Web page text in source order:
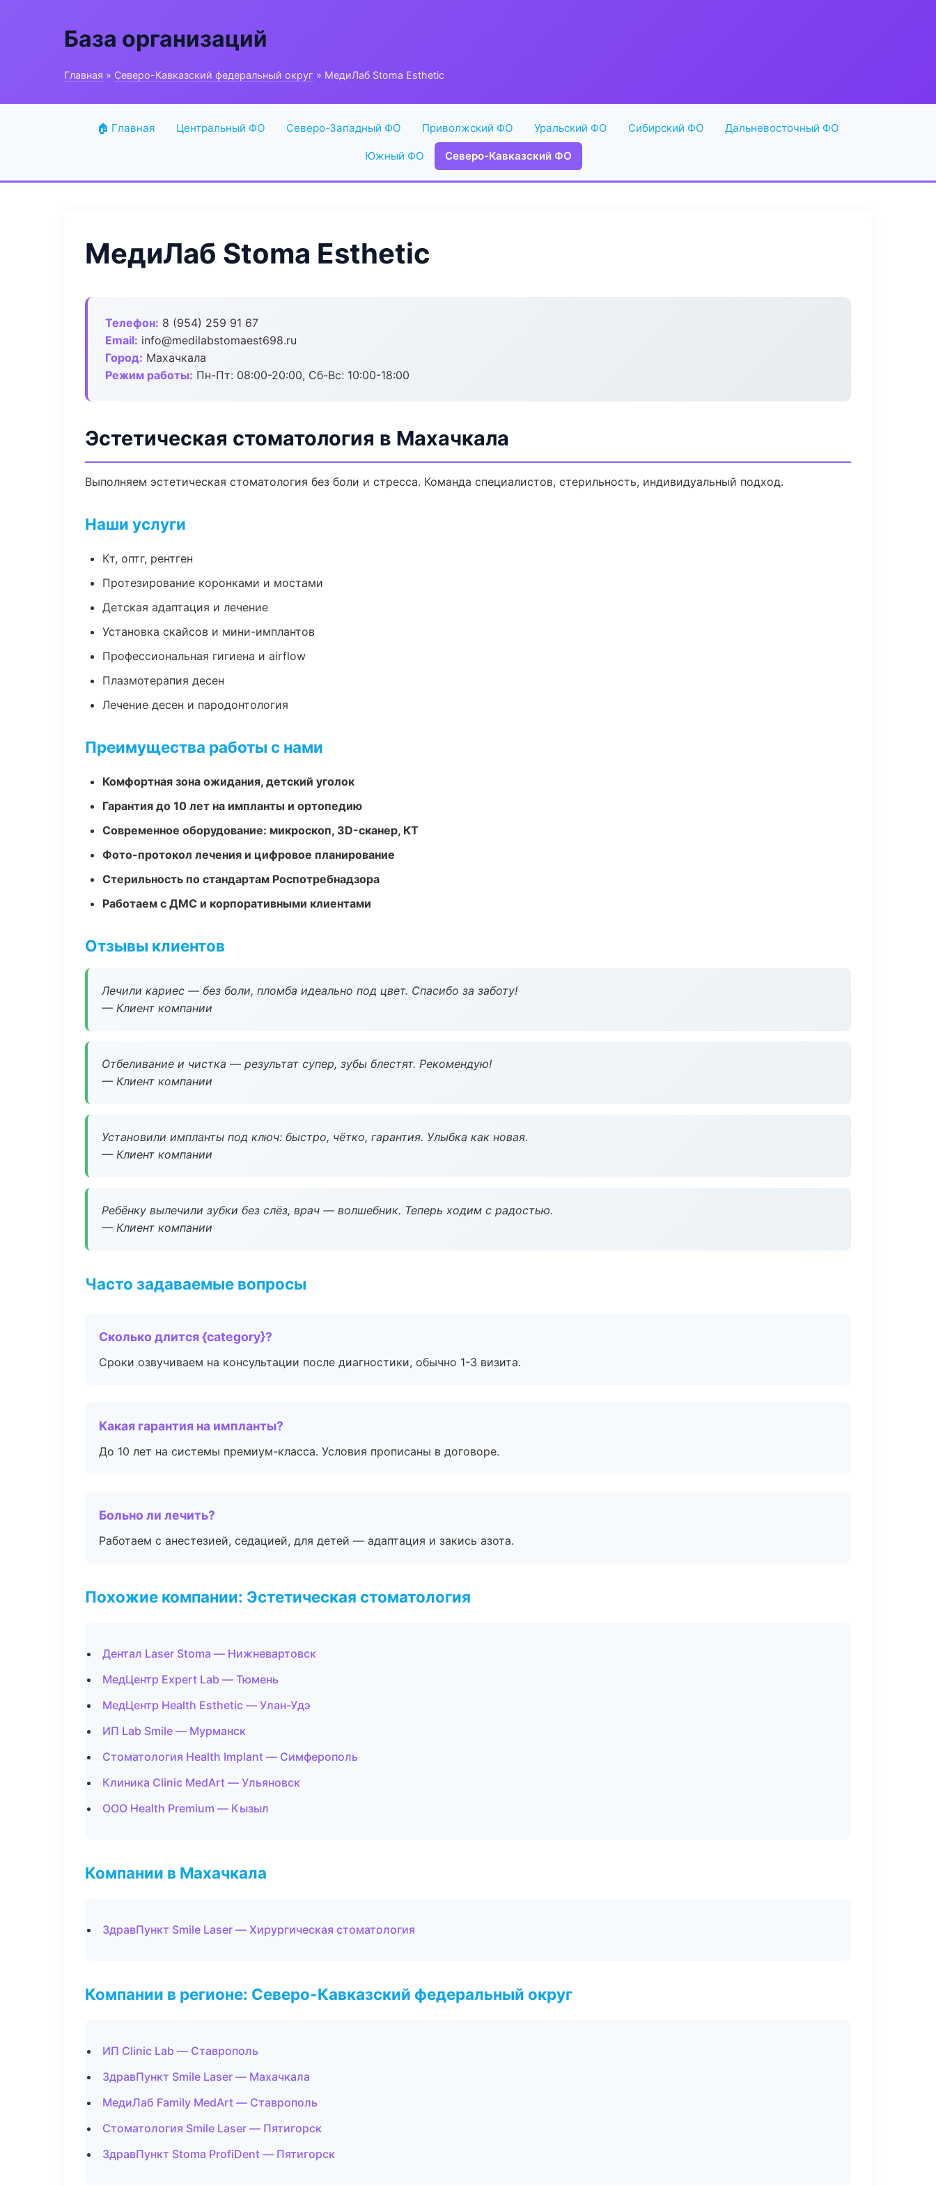
База организаций
Главная » Северо-Кавказский федеральный округ » МедиЛаб Stoma Esthetic
🏠 Главная Центральный ФО Северо-Западный ФО Приволжский ФО Уральский ФО Сибирский ФО Дальневосточный ФО
Южный ФО Северо-Кавказский ФО
МедиЛаб Stoma Esthetic
Телефон: 8 (954) 259 91 67
Email: info@medilabstomaest698.ru
Город: Махачкала
Режим работы: Пн-Пт: 08:00-20:00, Сб-Вс: 10:00-18:00
Эстетическая стоматология в Махачкала
Выполняем эстетическая стоматология без боли и стресса. Команда специалистов, стерильность, индивидуальный подход.
Наши услуги
Кт, оптг, рентген
Протезирование коронками и мостами
Детская адаптация и лечение
Установка скайсов и мини-имплантов
Профессиональная гигиена и airflow
Плазмотерапия десен
Лечение десен и пародонтология
Преимущества работы с нами
Комфортная зона ожидания, детский уголок
Гарантия до 10 лет на импланты и ортопедию
Современное оборудование: микроскоп, 3D-сканер, КТ
Фото-протокол лечения и цифровое планирование
Стерильность по стандартам Роспотребнадзора
Работаем с ДМС и корпоративными клиентами
Отзывы клиентов
Лечили кариес — без боли, пломба идеально под цвет. Спасибо за заботу!
— Клиент компании
Отбеливание и чистка — результат супер, зубы блестят. Рекомендую!
— Клиент компании
Установили импланты под ключ: быстро, чётко, гарантия. Улыбка как новая.
— Клиент компании
Ребёнку вылечили зубки без слёз, врач — волшебник. Теперь ходим с радостью.
— Клиент компании
Часто задаваемые вопросы
Сколько длится {category}?
Сроки озвучиваем на консультации после диагностики, обычно 1-3 визита.
Какая гарантия на импланты?
До 10 лет на системы премиум-класса. Условия прописаны в договоре.
Больно ли лечить?
Работаем с анестезией, седацией, для детей — адаптация и закись азота.
Похожие компании: Эстетическая стоматология
Дентал Laser Stoma — Нижневартовск
МедЦентр Expert Lab — Тюмень
МедЦентр Health Esthetic — Улан-Удэ
ИП Lab Smile — Мурманск
Стоматология Health Implant — Симферополь
Клиника Clinic MedArt — Ульяновск
ООО Health Premium — Кызыл
Компании в Махачкала
ЗдравПункт Smile Laser — Хирургическая стоматология
Компании в регионе: Северо-Кавказский федеральный округ
ИП Clinic Lab — Ставрополь
ЗдравПункт Smile Laser — Махачкала
МедиЛаб Family MedArt — Ставрополь
Стоматология Smile Laser — Пятигорск
ЗдравПункт Stoma ProfiDent — Пятигорск